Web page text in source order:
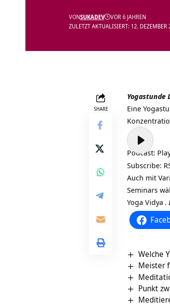
ZULETZT AKTUALISIERT: 12. DEZEMBER
VONSUKADEV VOR 6 JAHREN
SHARE
Yogastunde
Eine
Audio-
Player
Podcast:
Subscribe:
Auch mit
Seminars
Yoga Vidya .
Welche
Meister
Punkt